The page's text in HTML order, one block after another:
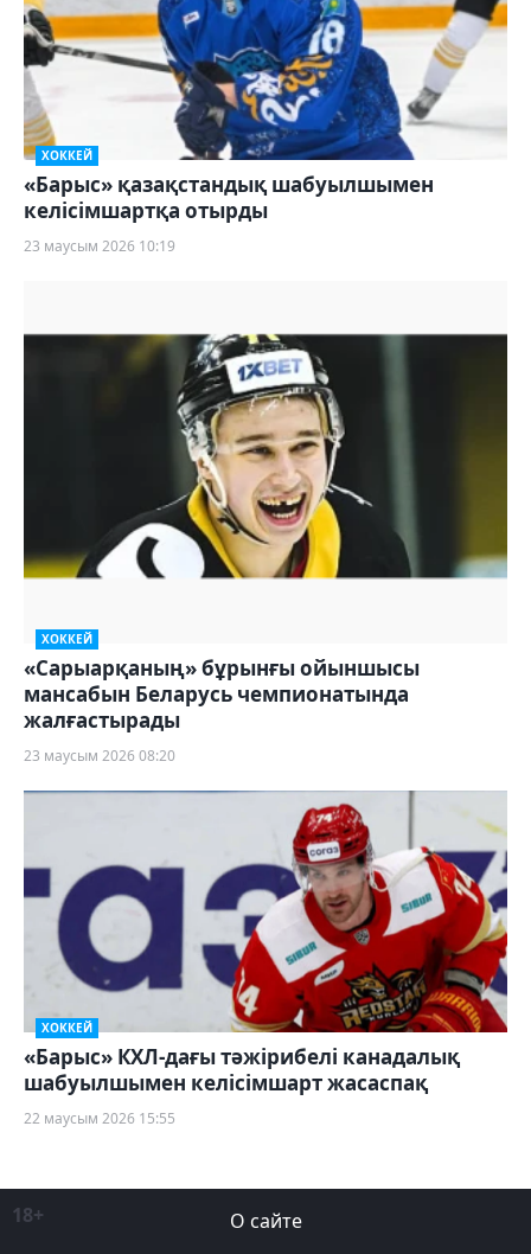
ХОККЕЙ
«Барыс» қазақстандық шабуылшымен
келісімшартқа отырды
23 маусым 2026 10:19
ХОККЕЙ
«Сарыарқаның» бұрынғы ойыншысы
мансабын Беларусь чемпионатында
жалғастырады
23 маусым 2026 08:20
ХОККЕЙ
«Барыс» КХЛ-дағы тәжірибелі канадалық
шабуылшымен келісімшарт жасаспақ
22 маусым 2026 15:55
18+
О сайте